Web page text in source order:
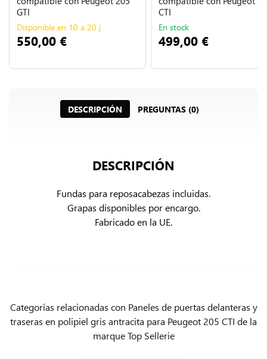
GTI
Disponible en 10 a 20 j
550,00 €
CTI
En stock
499,00 €
DESCRIPCIÓN PREGUNTAS (0)
DESCRIPCIÓN
Fundas para reposacabezas incluidas.
Grapas disponibles por encargo.
Fabricado en la UE.
Categorías relacionadas con Paneles de puertas delanteras y
traseras en polipiel gris antracita para Peugeot 205 CTI de la
marque Top Sellerie